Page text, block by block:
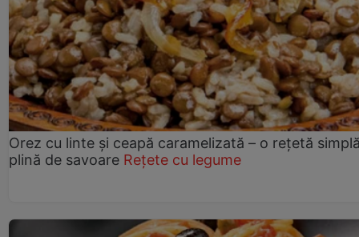
Orez cu linte și ceapă caramelizată – o rețetă
plină de savoare Rețete cu legume